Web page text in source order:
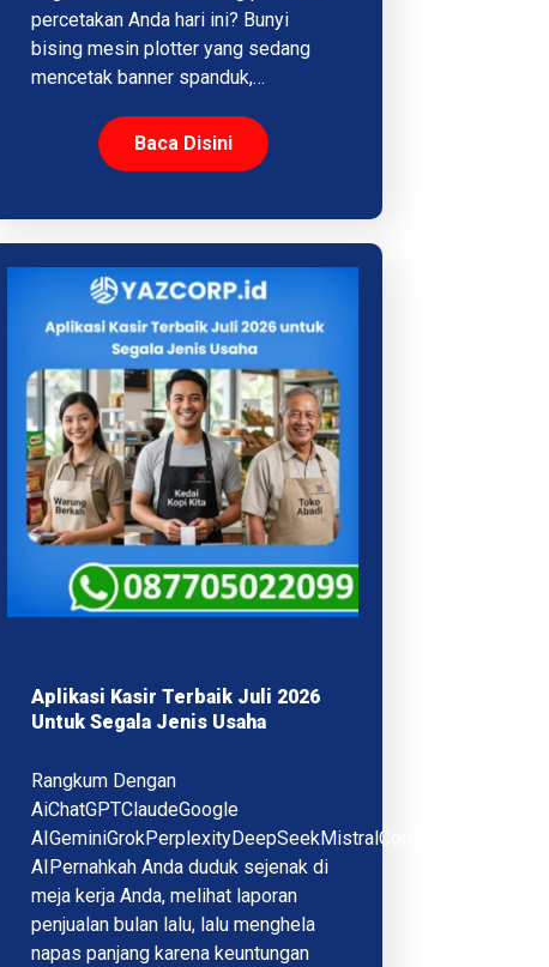
percetakan Anda hari ini? Bunyi
bising mesin plotter yang sedang
mencetak banner spanduk,…
Baca Disini
Aplikasi Kasir Terbaik Juli 2026
Untuk Segala Jenis Usaha
Rangkum Dengan
AiChatGPTClaudeGoogle
AIGeminiGrokPerplexityDeepSeekMistralCopilotQwenMeta
AIPernahkah Anda duduk sejenak di
meja kerja Anda, melihat laporan
penjualan bulan lalu, lalu menghela
napas panjang karena keuntungan